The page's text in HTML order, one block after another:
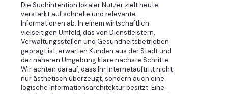
Die Suchintention lokaler Nutzer zielt heute
verstärkt auf schnelle und relevante
Informationen ab. In einem wirtschaftlich
vielseitigen Umfeld, das von Dienstleistern,
Verwaltungsstellen und Gesundheitsbetrieben
geprägt ist, erwarten Kunden aus der Stadt und
der näheren Umgebung klare nächste Schritte.
Wir achten darauf, dass Ihr Internetauftritt nicht
nur ästhetisch überzeugt, sondern auch eine
logische Informationsarchitektur besitzt. Eine